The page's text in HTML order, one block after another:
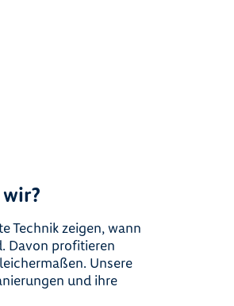
Technik zeigen, wann
Davon profitieren
Unsere
und ihre